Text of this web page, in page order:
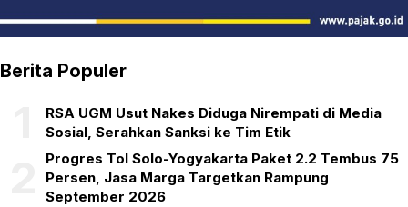
Berita Populer
RSA UGM Usut Nakes Diduga Nirempati di Media
Sosial, Serahkan Sanksi ke Tim Etik
Progres Tol Solo-Yogyakarta Paket 2.2 Tembus 75
Persen, Jasa Marga Targetkan Rampung
September 2026